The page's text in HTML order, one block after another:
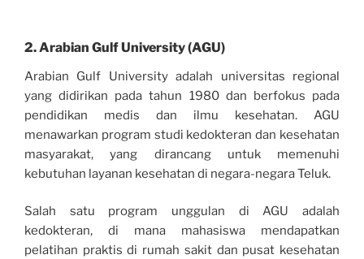
2.Arabian Gulf University (AGU)
Arabian Gulf University adalah universitas regional
yang didirikan pada tahun 1980 dan berfokus pada
pendidikan medis dan ilmu kesehatan. AGU
menawarkan program studi kedokteran dan kesehatan
masyarakat, yang dirancang untuk memenuhi
kebutuhan layanan kesehatan di negara-negara Teluk.
Salah satu program unggulan di AGU adalah
kedokteran, di mana mahasiswa mendapatkan
pelatihan praktis di rumah sakit dan pusat kesehatan